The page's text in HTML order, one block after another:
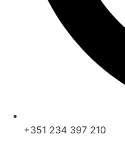
+351 234 397 210